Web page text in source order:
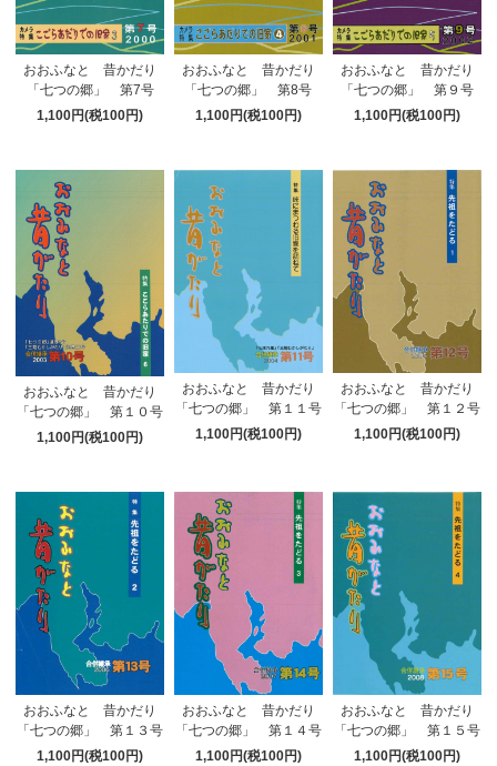
おおふなと 昔かだり
「七つの郷」 第7号
1,100円(税100円)
おおふなと 昔かだり
「七つの郷」 第8号
1,100円(税100円)
おおふなと 昔かだり
「七つの郷」 第９号
1,100円(税100円)
おおふなと 昔かだり
「七つの郷」 第１０号
1,100円(税100円)
おおふなと 昔かだり
「七つの郷」 第１１号
1,100円(税100円)
おおふなと 昔かだり
「七つの郷」 第１２号
1,100円(税100円)
おおふなと 昔かだり
「七つの郷」 第１３号
1,100円(税100円)
おおふなと 昔かだり
「七つの郷」 第１４号
1,100円(税100円)
おおふなと 昔かだり
「七つの郷」 第１５号
1,100円(税100円)